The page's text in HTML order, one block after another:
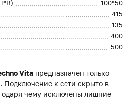
100*50
415
135
400
500
Vita предназначен только
Подключение к сети скрыто в
чему исключены лишние